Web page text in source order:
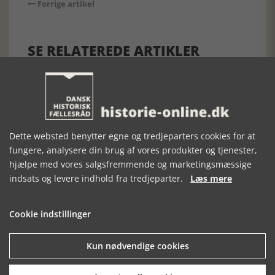
Forrige artikel
SE RELATEREDE ARTIKLER
–
FORTÆLLINGER
OM AFFALD
PÅ MARIAGER
MUSEUM
2020 PÅ DANSKE
MUSEER
Dette websted benytter egne og tredjeparters cookies for at
fungere, analysere din brug af vores produkter og tjenester,
hjælpe med vores salgsfremmende og marketingsmæssige
indsats og levere indhold fra tredjeparter. Læs mere
Cookie indstillinger
Kun nødvendige cookies